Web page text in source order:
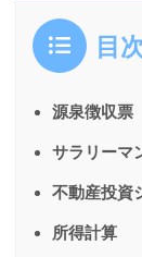
目
源泉徴収票
サラリーマ
不動産投資
所得計算